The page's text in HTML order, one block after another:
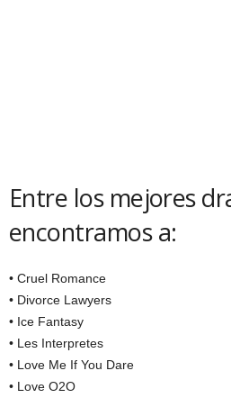
Entre los mejores
encontramos a:
• Cruel Romance
• Divorce Lawyers
• Ice Fantasy
• Les Interpretes
• Love Me If You Dare
• Love O2O